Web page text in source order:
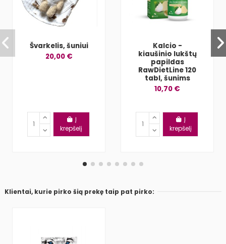
Švarkelis, šuniui
20,00 €
Į
krepšelį
Kalcio -
kiaušinio lukštų
papildas
RawDietLine 120
tabl, šunims
10,70 €
Į
krepšelį
Klientai, kurie pirko šią prekę taip pat pirko: